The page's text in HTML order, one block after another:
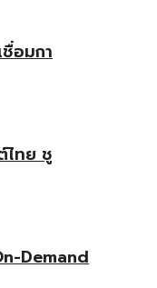
อมกา
ไทย ชู
Demand